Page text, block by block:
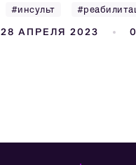
#инсульт
28 АПРЕЛЯ 2023